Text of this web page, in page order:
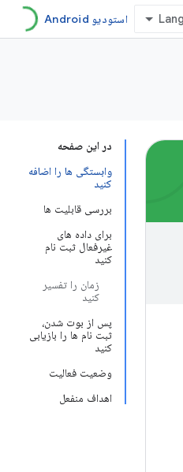
استودیو Android
در این صفحه
وابستگی ها را اضافه
کنید
بررسی قابلیت ها
برای داده های
غیرفعال ثبت نام
کنید
زمان را تفسیر
کنید
پس از بوت شدن،
ثبت نام ها را بازیابی
کنید
وضعیت فعالیت
اهداف منفعل